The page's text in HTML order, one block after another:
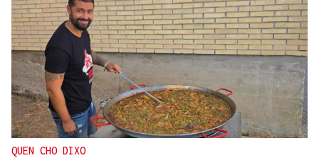
QUEN CHO DIXO